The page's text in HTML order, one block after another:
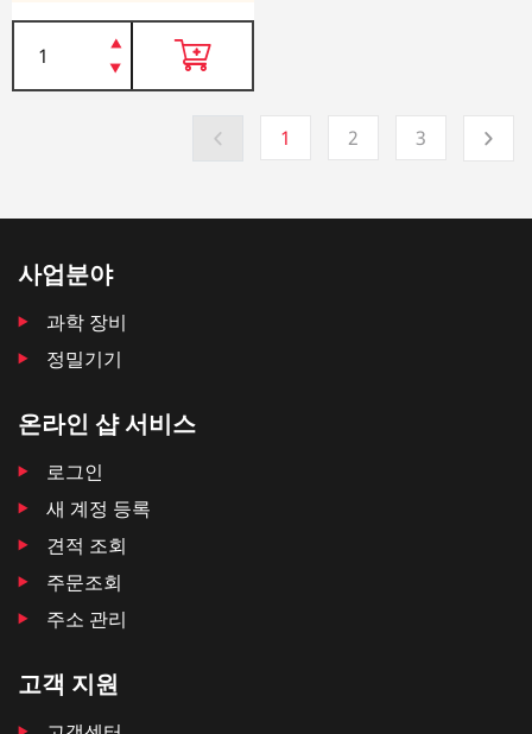
1 2 3
사업분야
과학 장비
정밀기기
온라인 샵 서비스
로그인
새 계정 등록
견적 조회
주문조회
주소 관리
고객 지원